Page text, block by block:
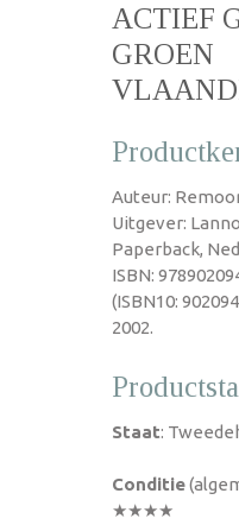
ACTIEF
GROEN
Auteur:
Uitgever:
Paperback,
ISBN:
(ISBN10:
2002.
Staat:
Conditie
★★★★